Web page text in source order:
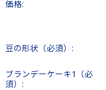
価格:
豆の形状（必須）:
ブランデーケーキ1（必
須）: